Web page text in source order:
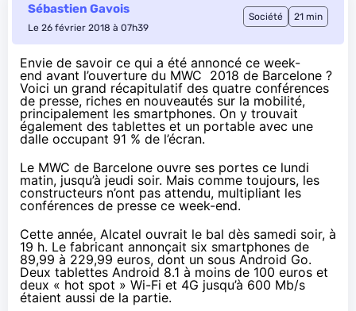
Sébastien Gavois
Le 26 février 2018 à 07h39
Société 21 min
Envie de savoir ce qui a été annoncé ce week-
end avant l’ouverture du MWC 2018 de Barcelone ?
Voici un grand récapitulatif des quatre conférences
de presse, riches en nouveautés sur la mobilité,
principalement les smartphones. On y trouvait
également des tablettes et un portable avec une
dalle occupant 91 % de l’écran.
Le MWC de Barcelone ouvre ses portes ce lundi
matin, jusqu’à jeudi soir. Mais comme toujours, les
constructeurs n’ont pas attendu, multipliant les
conférences de presse ce week-end.
Cette année, Alcatel ouvrait le bal dès samedi soir, à
19 h. Le fabricant annonçait six smartphones de
89,99 à 229,99 euros, dont un sous Android Go.
Deux tablettes Android 8.1 à moins de 100 euros et
deux « hot spot » Wi-Fi et 4G jusqu’à 600 Mb/s
étaient aussi de la partie.